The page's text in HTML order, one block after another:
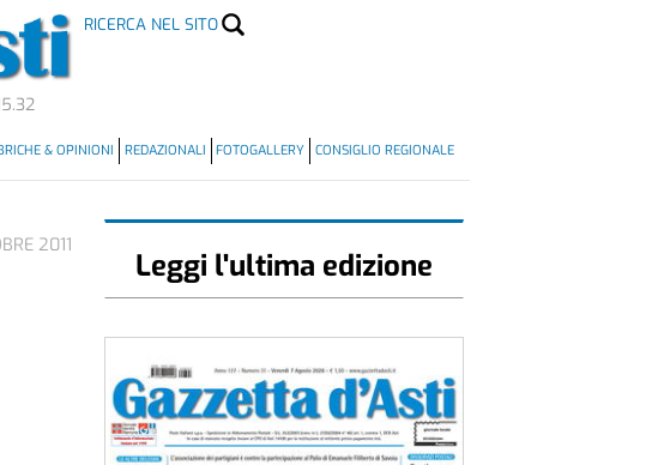
RICERCA NEL SITO
& OPINIONI REDAZIONALI FOTOGALLERY CONSIGLIO REGIONALE
2011
Leggi l'ultima edizione